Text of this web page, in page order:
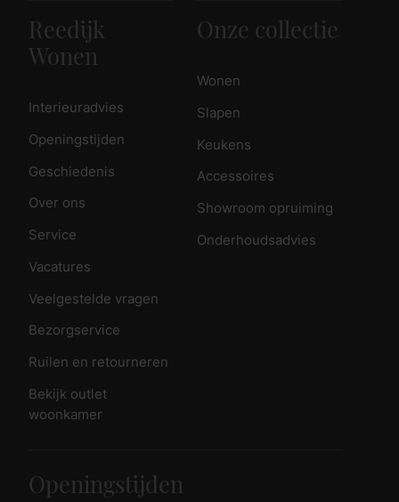
Reedijk
Wonen
Interieuradvies
Openingstijden
Geschiedenis
Over ons
Service
Vacatures
Veelgestelde vragen
Bezorgservice
Ruilen en retourneren
Bekijk outlet
woonkamer
Onze collectie
Wonen
Slapen
Keukens
Accessoires
Showroom opruiming
Onderhoudsadvies
Openingstijden